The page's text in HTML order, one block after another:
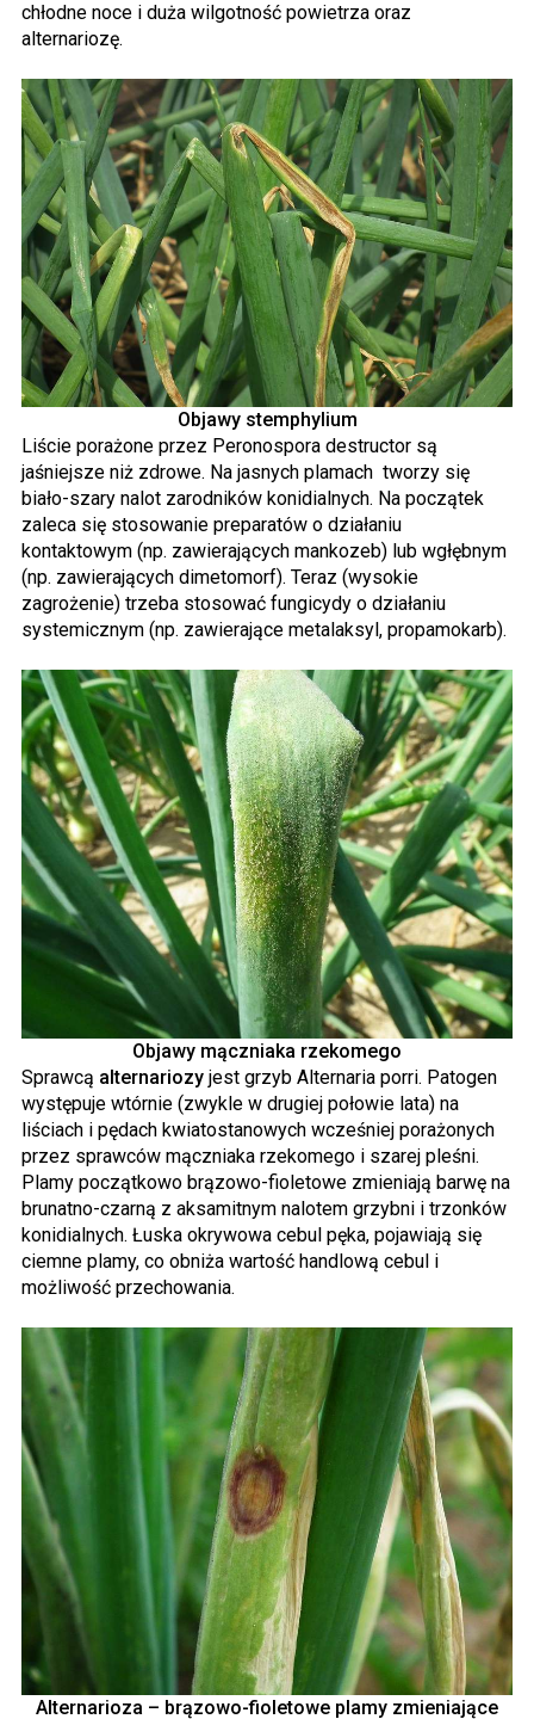
chłodne noce i duża wilgotność powietrza oraz
alternariozę.
Objawy stemphylium
Liście porażone przez Peronospora destructor są
jaśniejsze niż zdrowe. Na jasnych plamach tworzy się
biało-szary nalot zarodników konidialnych. Na początek
zaleca się stosowanie preparatów o działaniu
kontaktowym (np. zawierających mankozeb) lub wgłębnym
(np. zawierających dimetomorf). Teraz (wysokie
zagrożenie) trzeba stosować fungicydy o działaniu
systemicznym (np. zawierające metalaksyl, propamokarb).
Objawy mączniaka rzekomego
Sprawcą alternariozy jest grzyb Alternaria porri. Patogen
występuje wtórnie (zwykle w drugiej połowie lata) na
liściach i pędach kwiatostanowych wcześniej porażonych
przez sprawców mączniaka rzekomego i szarej pleśni.
Plamy początkowo brązowo-fioletowe zmieniają barwę na
brunatno-czarną z aksamitnym nalotem grzybni i trzonków
konidialnych. Łuska okrywowa cebul pęka, pojawiają się
ciemne plamy, co obniża wartość handlową cebul i
możliwość przechowania.
Alternarioza – brązowo-fioletowe plamy zmieniające